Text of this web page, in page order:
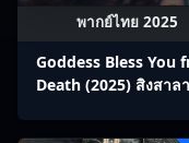
พากย์ไทย 2025
Goddess Bless You
Death (2025) สิงสาล